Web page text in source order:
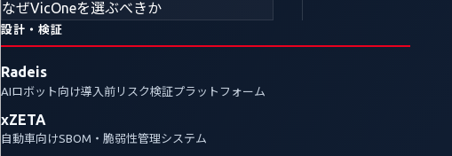
なぜVicOneを選ぶべきか
設計・検証
Radeis
AIロボット向け導入前リスク検証プラットフォーム
xZETA
自動車向けSBOM・脆弱性管理システム